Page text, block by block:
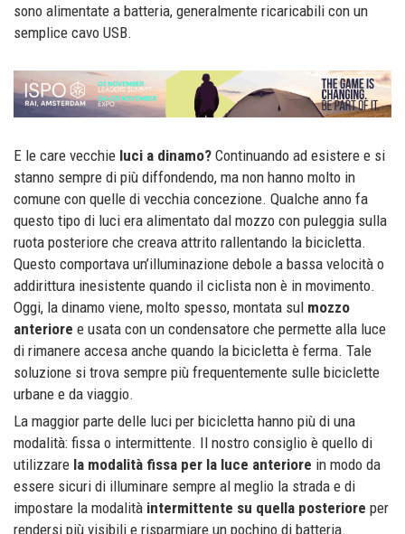
sono alimentate a batteria, generalmente ricaricabili con un
semplice cavo USB.
E le care vecchie luci a dinamo? Continuando ad esistere e si
stanno sempre di più diffondendo, ma non hanno molto in
comune con quelle di vecchia concezione. Qualche anno fa
questo tipo di luci era alimentato dal mozzo con puleggia sulla
ruota posteriore che creava attrito rallentando la bicicletta.
Questo comportava un’illuminazione debole a bassa velocità o
addirittura inesistente quando il ciclista non è in movimento.
Oggi, la dinamo viene, molto spesso, montata sul mozzo
anteriore e usata con un condensatore che permette alla luce
di rimanere accesa anche quando la bicicletta è ferma. Tale
soluzione si trova sempre più frequentemente sulle biciclette
urbane e da viaggio.
La maggior parte delle luci per bicicletta hanno più di una
modalità: fissa o intermittente. Il nostro consiglio è quello di
utilizzare la modalità fissa per la luce anteriore in modo da
essere sicuri di illuminare sempre al meglio la strada e di
impostare la modalità intermittente su quella posteriore per
rendersi più visibili e risparmiare un pochino di batteria.